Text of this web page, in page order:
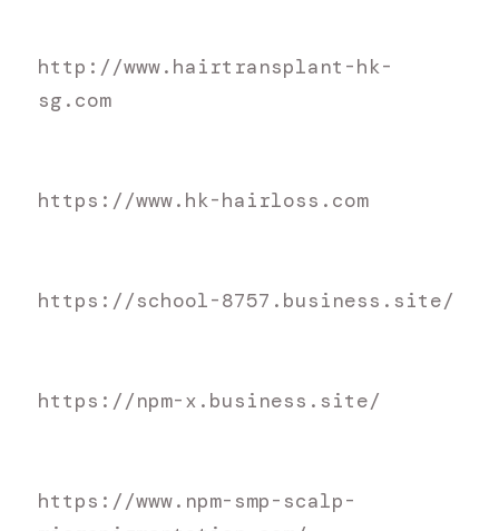
http://www.hairtransplant-hk-
sg.com
https://www.hk-hairloss.com
https://school-8757.business.site/
https://npm-x.business.site/
https://www.npm-smp-scalp-